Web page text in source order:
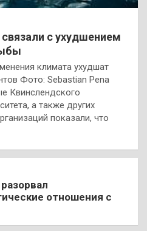
с ухудшением
климата ухудшат
Фото: Sebastian Pena
Квинслендского
а также других
показали, что
отношения с